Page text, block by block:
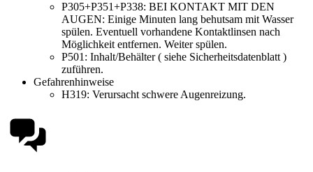
P305+P351+P338: BEI KONTAKT MIT DEN
AUGEN: Einige Minuten lang behutsam mit Wasser
spülen. Eventuell vorhandene Kontaktlinsen nach
Möglichkeit entfernen. Weiter spülen.
P501: Inhalt/Behälter ( siehe Sicherheitsdatenblatt )
zuführen.
Gefahrenhinweise
H319: Verursacht schwere Augenreizung.